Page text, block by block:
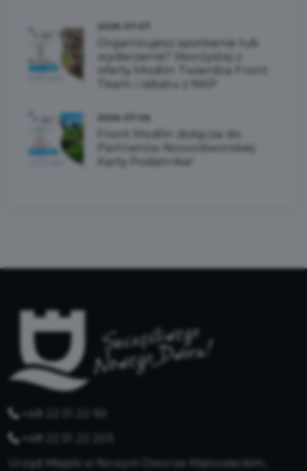
Organizujesz spotkanie lub
wydarzenie? Skorzystaj z
oferty Modlin Twierdza Front
Team i rabatu z NKP
Front Modlin dołącza do
Partnerów Nowodworskiej
Karty Podatnika!
+48 22 51 22 161
+48 22 51 22 203
Urząd Miejski w Nowym Dworze Mazowieckim,